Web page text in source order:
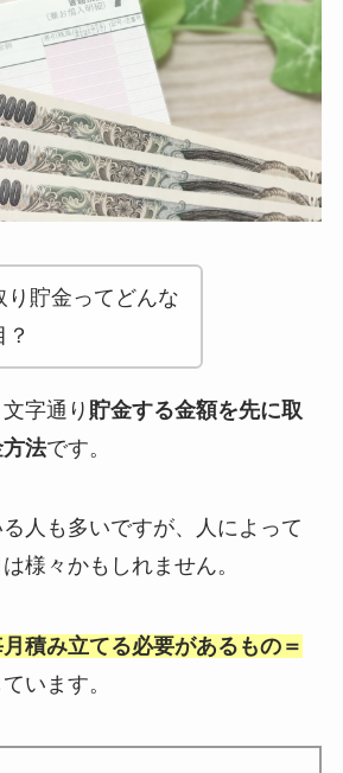
り貯金ってどんな
？
字通り 貯金する金額を先に取
法です。
人も多いですが、人によって
様々かもしれません。
積み立てる必要があるもの＝
います。